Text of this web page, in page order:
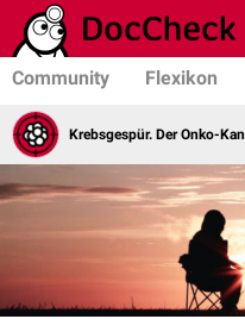
Community Flexikon
Krebsgespür. Der Onko-